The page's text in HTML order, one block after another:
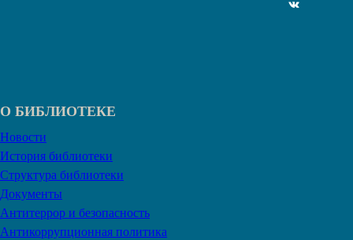
ВКонтакте
О БИБЛИОТЕКЕ
Новости
История библиотеки
Структура библиотеки
Документы
Антитеррор и безопасность
Антикоррупционная политика